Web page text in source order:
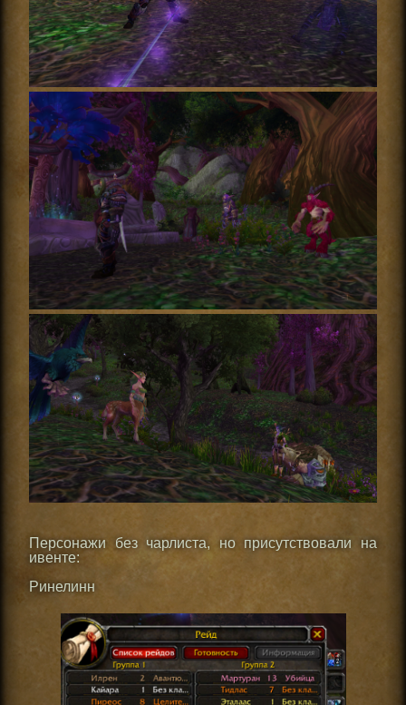
Персонажи без чарлиста, но присутствовали на
ивенте:
Ринелинн